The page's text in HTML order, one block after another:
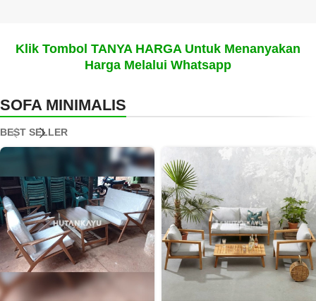
Klik Tombol TANYA HARGA Untuk Menanyakan
Harga Melalui Whatsapp
SOFA MINIMALIS
BEST SELLER